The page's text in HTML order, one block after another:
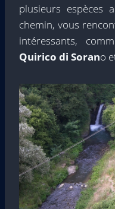
plusieurs espèces
chemin, vous
intéressants,
Quirico di Sorano